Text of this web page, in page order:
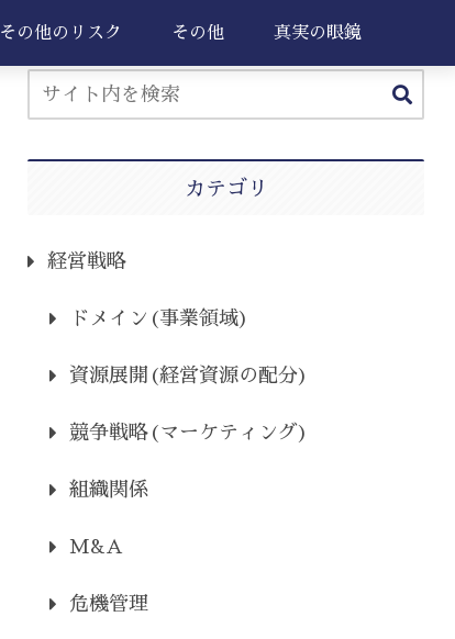
その他のリスク その他 真実の眼鏡
カテゴリ
経営戦略
ドメイン(事業領域)
資源展開(経営資源の配分)
競争戦略(マーケティング)
組織関係
M&A
危機管理